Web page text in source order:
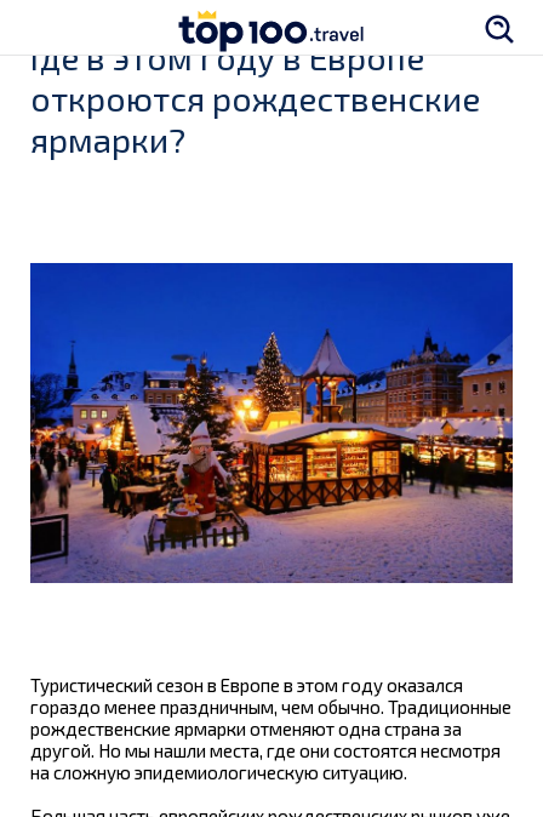
Где в этом году в Европе
откроются рождественские
ярмарки?
Туристический сезон в Европе в этом году оказался
гораздо менее праздничным, чем обычно. Традиционные
рождественские ярмарки отменяют одна страна за
другой. Но мы нашли места, где они состоятся несмотря
на сложную эпидемиологическую ситуацию.